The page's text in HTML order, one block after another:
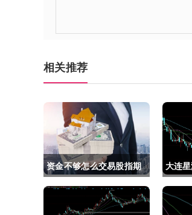
相关推荐
资金不够怎么交易股指期
货(资金不够怎么交易股指
期货呢)
大连
建(大
厦)